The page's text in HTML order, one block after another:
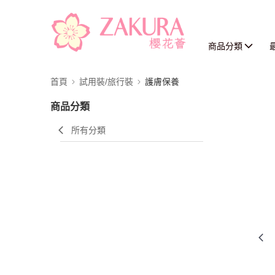
商品分類
首頁 試用裝/旅行裝 護膚保養
商品分類
所有分類